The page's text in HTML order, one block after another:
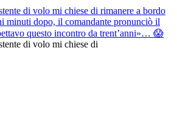
di volo mi chiese di rimanere a bordo
minuti dopo, il comandante pronunciò il
questo incontro da trent’anni»… 😱
di volo mi chiese di